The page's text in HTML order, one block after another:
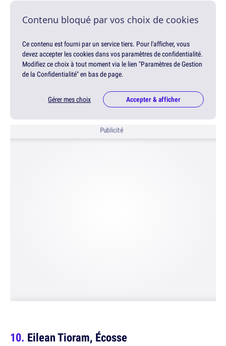
Contenu bloqué par vos choix de cookies
Ce contenu est fourni par un service tiers. Pour l'afficher, vous
devez accepter les cookies dans vos paramètres de confidentialité.
Modifiez ce choix à tout moment via le lien "Paramètres de Gestion
de la Confidentialité" en bas de page.
Gérer mes choix Accepter & afficher
Publicité
Eilean Tioram, Écosse